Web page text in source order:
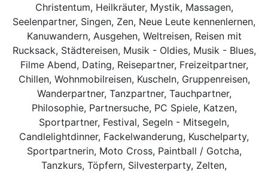
Christentum, Heilkräuter, Mystik, Massagen,
Seelenpartner, Singen, Zen, Neue Leute kennenlernen,
Kanuwandern, Ausgehen, Weltreisen, Reisen mit
Rucksack, Städtereisen, Musik - Oldies, Musik - Blues,
Filme Abend, Dating, Reisepartner, Freizeitpartner,
Chillen, Wohnmobilreisen, Kuscheln, Gruppenreisen,
Wanderpartner, Tanzpartner, Tauchpartner,
Philosophie, Partnersuche, PC Spiele, Katzen,
Sportpartner, Festival, Segeln - Mitsegeln,
Candlelightdinner, Fackelwanderung, Kuschelparty,
Sportpartnerin, Moto Cross, Paintball / Gotcha,
Tanzkurs, Töpfern, Silvesterparty, Zelten,